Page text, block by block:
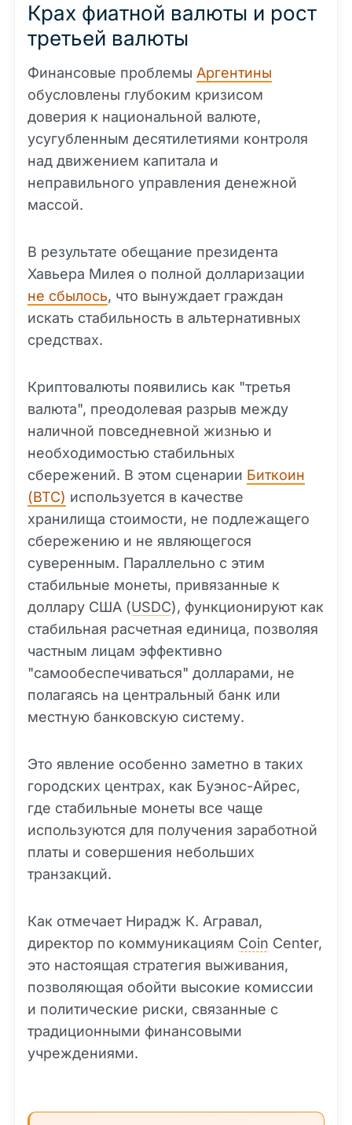
Крах фиатной валюты и рост
третьей валюты
Финансовые проблемы Аргентины
обусловлены глубоким кризисом
доверия к национальной валюте,
усугубленным десятилетиями контроля
над движением капитала и
неправильного управления денежной
массой.
В результате обещание президента
Хавьера Милея о полной долларизации
не сбылось, что вынуждает граждан
искать стабильность в альтернативных
средствах.
Криптовалюты появились как "третья
валюта", преодолевая разрыв между
наличной повседневной жизнью и
необходимостью стабильных
сбережений. В этом сценарии Биткоин
(BTC) используется в качестве
хранилища стоимости, не подлежащего
сбережению и не являющегося
суверенным. Параллельно с этим
стабильные монеты, привязанные к
доллару США (USDC), функционируют как
стабильная расчетная единица, позволяя
частным лицам эффективно
"самообеспечиваться" долларами, не
полагаясь на центральный банк или
местную банковскую систему.
Это явление особенно заметно в таких
городских центрах, как Буэнос-Айрес,
где стабильные монеты все чаще
используются для получения заработной
платы и совершения небольших
транзакций.
Как отмечает Нирадж К. Агравал,
директор по коммуникациям Coin Center,
это настоящая стратегия выживания,
позволяющая обойти высокие комиссии
и политические риски, связанные с
традиционными финансовыми
учреждениями.